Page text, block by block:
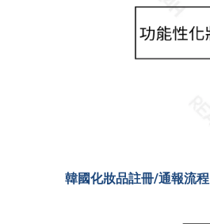
韓國化妝品註冊/通報流程